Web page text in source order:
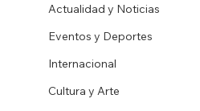
Actualidad y Noticias
Eventos y Deportes
Internacional
Cultura y Arte